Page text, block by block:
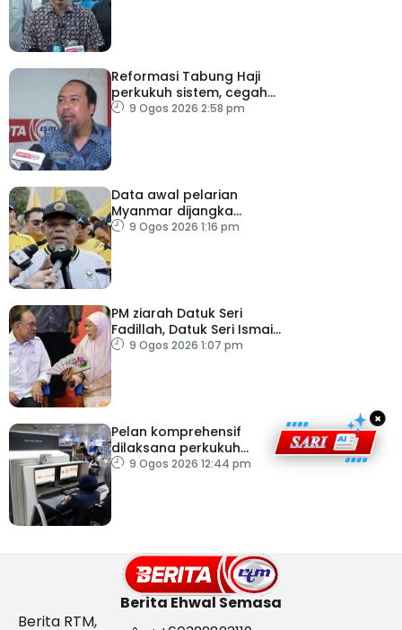
Reformasi Tabung Haji
perkukuh sistem, cegah
kesilapan berulang
9 Ogos 2026 2:58 pm
Data awal pelarian
Myanmar dijangka
diperoleh suku keempat
9 Ogos 2026 1:16 pm
PM ziarah Datuk Seri
Fadillah, Datuk Seri Ismail
Sabri di IJN
9 Ogos 2026 1:07 pm
Pelan komprehensif
dilaksana perkukuh
keselamatan
9 Ogos 2026 12:44 pm
×
Berita Ehwal Semasa
Berita RTM,